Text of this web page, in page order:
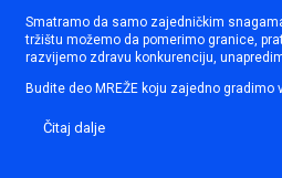
Smatramo da samo zajedničkim
tržištu možemo da pomerimo granice,
razvijemo zdravu konkurenciju,
Budite deo MREŽE koju zajedno gradimo
Čitaj dalje